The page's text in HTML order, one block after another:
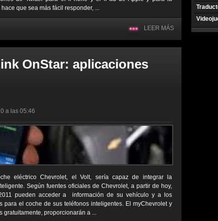
que sea más fácil responder, ...
LEER MÁS
OnStar: aplicaciones
a las 05:46
eléctrico Chevrolet, el Volt, sería capaz de integrar la
Según fuentes oficiales de Chevrolet, a partir de hoy,
pueden acceder a información de su vehículo y a los
para el coche de sus teléfonos inteligentes. El myChevrolet y
gratuitamente, proporcionarán a ...